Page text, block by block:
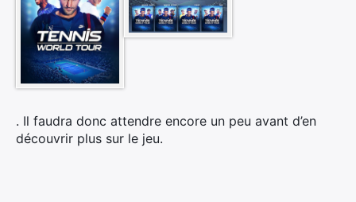
. Il faudra donc attendre encore un peu avant d’en
découvrir plus sur le jeu.